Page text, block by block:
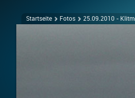
Startseite Fotos 25.09.2010 -